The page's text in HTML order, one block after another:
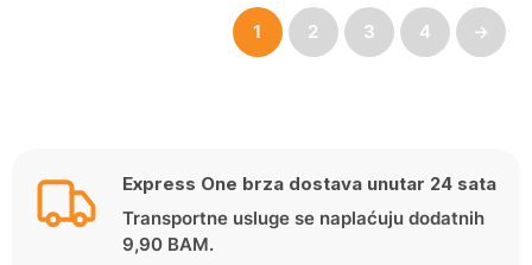
1 2 3 4 →
Express One brza dostava unutar 24 sata
Transportne usluge se naplaćuju dodatnih
9,90 BAM.